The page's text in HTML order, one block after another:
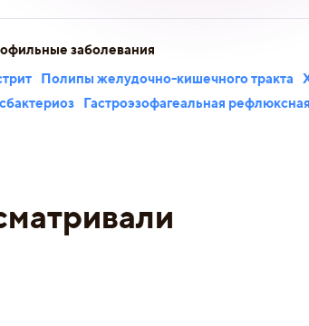
заболевания
Полипы желудочно-кишечного тракта
Гастроэзофагеальная